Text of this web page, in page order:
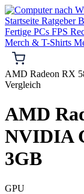
Startseite Ratgeber
Fertige PCs FPS
Merch & T-Shirts
AMD Radeon RX
Vergleich
AMD
NVIDIA
3GB
GPU